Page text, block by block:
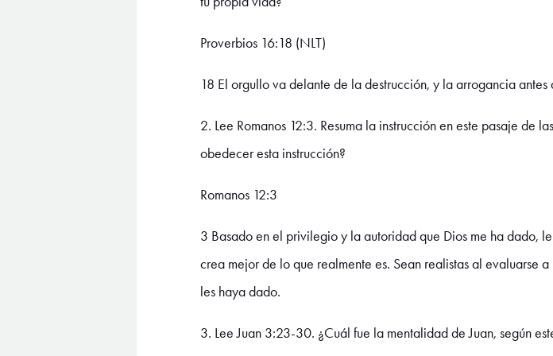
Proverbios 16:18 (NLT)
18 El orgullo va delante de la destrucción, y la arrogancia antes
2. Lee Romanos 12:3. Resuma la instrucción en este pasaje de
obedecer esta instrucción?
Romanos 12:3
3 Basado en el privilegio y la autoridad que Dios me ha dado,
crea mejor de lo que realmente es. Sean realistas al evaluarse
les haya dado.
3. Lee Juan 3:23-30. ¿Cuál fue la mentalidad de Juan, según